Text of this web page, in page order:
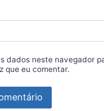
dados neste navegador
que eu comentar.